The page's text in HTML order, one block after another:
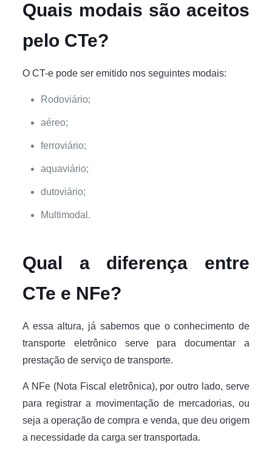
Quais modais são aceitos
pelo CTe?
O CT-e pode ser emitido nos seguintes modais:
Rodoviário;
aéreo;
ferroviário;
aquaviário;
dutoviário;
Multimodal.
Qual a diferença entre
CTe e NFe?
A essa altura, já sabemos que o conhecimento de
transporte eletrônico serve para documentar a
prestação de serviço de transporte.
A NFe (Nota Fiscal eletrônica), por outro lado, serve
para registrar a movimentação de mercadorias, ou
seja a operação de compra e venda, que deu origem
a necessidade da carga ser transportada.